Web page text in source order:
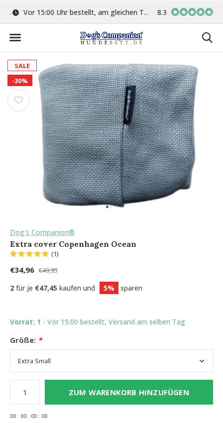
Vor 15:00 Uhr bestellt, am gleichen Tag versand In eigener
8.3
SALE
-30%
Dog's Companion®
Extra cover Copenhagen Ocean
(1)
€34,96 €49,95
2 für je €47,45 kaufen und 5% sparen
Vorrat: 1 - Vor 15:00 bestellt, Versand am selben Tag
Größe: *
ZUM WARENKORB HINZUFÜGEN
00 : 00 : 00 : 00